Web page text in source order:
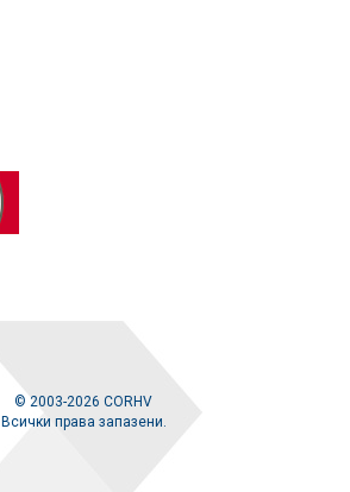
© 2003-2026 CORHV
Всички права запазени.